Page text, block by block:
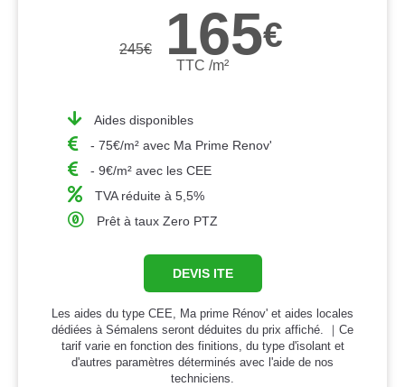
245€ 165€
TTC /m²
Aides disponibles
- 75€/m² avec Ma Prime Renov'
- 9€/m² avec les CEE
TVA réduite à 5,5%
Prêt à taux Zero PTZ
DEVIS ITE
Les aides du type CEE, Ma prime Rénov' et aides locales
dédiées à Sémalens seront déduites du prix affiché. ｜Ce
tarif varie en fonction des finitions, du type d'isolant et
d'autres paramètres déterminés avec l'aide de nos
techniciens.